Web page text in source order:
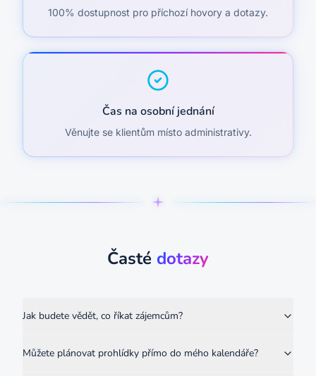
100% dostupnost pro příchozí hovory a dotazy.
Čas na osobní jednání
Věnujte se klientům místo administrativy.
Časté dotazy
Jak budete vědět, co říkat zájemcům?
Můžete plánovat prohlídky přímo do mého kalendáře?